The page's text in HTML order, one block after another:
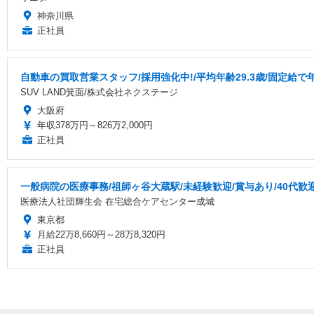
神奈川県
正社員
自動車の買取営業スタッフ/採用強化中!/平均年齢29.3歳/固定給で
SUV LAND箕面/株式会社ネクステージ
大阪府
年収378万円～826万2,000円
正社員
一般病院の医療事務/祖師ヶ谷大蔵駅/未経験歓迎/賞与あり/40代歓
医療法人社団輝生会 在宅総合ケアセンター成城
東京都
月給22万8,660円～28万8,320円
正社員